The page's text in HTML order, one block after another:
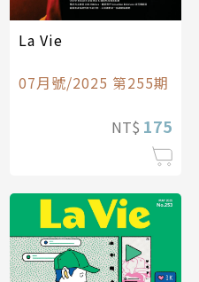
La Vie
07月號/2025 第255期
NT$ 175